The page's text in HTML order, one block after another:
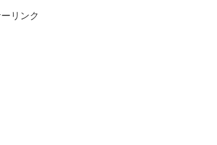
リンク